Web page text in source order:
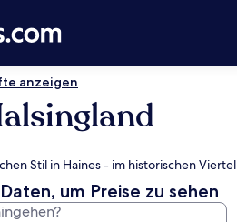
anzeigen
Stil in Haines - im historischen Viertel
um Preise zu sehen